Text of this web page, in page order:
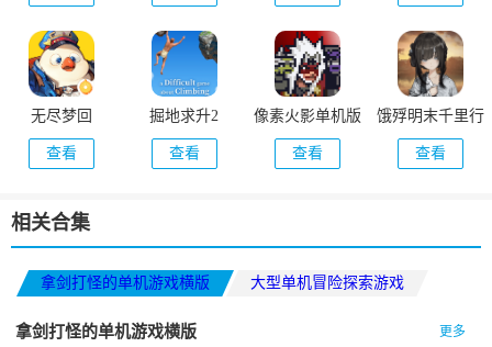
无尽梦回
查看
掘地求升2
查看
像素火影单机版
查看
饿殍明末千里行
查看
相关合集
拿剑打怪的单机游戏横版
大型单机冒险探索游戏
拿剑打怪的单机游戏横版 更多